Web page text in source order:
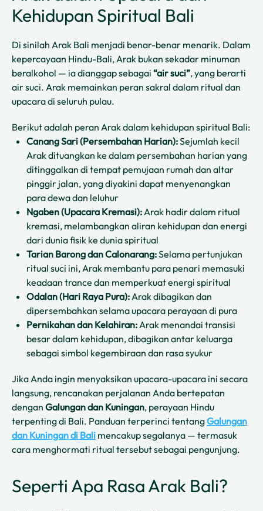
Kehidupan Spiritual Bali
Di sinilah Arak Bali menjadi benar-benar menarik. Dalam
kepercayaan Hindu-Bali, Arak bukan sekadar minuman
beralkohol — ia dianggap sebagai “air suci”, yang berarti
air suci. Arak memainkan peran sakral dalam ritual dan
upacara di seluruh pulau.
Berikut adalah peran Arak dalam kehidupan spiritual Bali:
Canang Sari (Persembahan Harian):Sejumlah kecil
Arak dituangkan ke dalam persembahan harian yang
ditinggalkan di tempat pemujaan rumah dan altar
pinggir jalan, yang diyakini dapat menyenangkan
para dewa dan leluhur
Ngaben (Upacara Kremasi):Arak hadir dalam ritual
kremasi, melambangkan aliran kehidupan dan energi
dari dunia fisik ke dunia spiritual
Tarian Barong dan Calonarang:Selama pertunjukan
ritual suci ini, Arak membantu para penari memasuki
keadaan trance dan memperkuat energi spiritual
Odalan (Hari Raya Pura):Arak dibagikan dan
dipersembahkan selama upacara perayaan di pura
Pernikahan dan Kelahiran:Arak menandai transisi
besar dalam kehidupan, dibagikan antar keluarga
sebagai simbol kegembiraan dan rasa syukur
Jika Anda ingin menyaksikan upacara-upacara ini secara
langsung, rencanakan perjalanan Anda bertepatan
dengan Galungan dan Kuningan, perayaan Hindu
terpenting di Bali. Panduan terperinci tentangGalungan
dan Kuningan di Bali mencakup segalanya — termasuk
cara menghormati ritual tersebut sebagai pengunjung.
Seperti Apa Rasa Arak Bali?